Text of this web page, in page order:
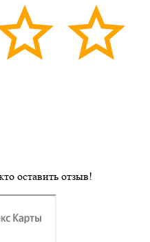
оставить отзыв!